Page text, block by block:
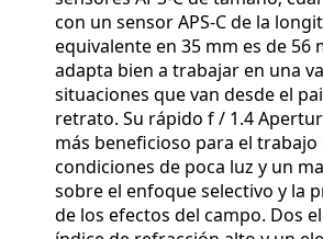
con un sensor APS-C de la
equivalente en 35 mm es de 56
adapta bien a trabajar en una
situaciones que van desde el
retrato. Su rápido f / 1.4
más beneficioso para el trabajo
condiciones de poca luz y un
sobre el enfoque selectivo y la
de los efectos del campo. Dos